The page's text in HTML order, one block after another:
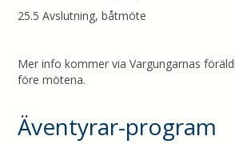
25.5 Avslutning, båtmöte
Mer info kommer via Vargungarnas
före mötena.
Äventyrar-program